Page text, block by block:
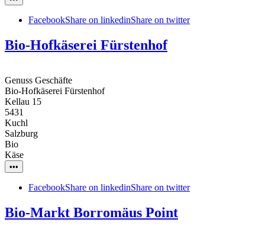
FacebookShare on linkedinShare on twitter
Bio-Hofkäserei Fürstenhof
Genuss Geschäfte
Bio-Hofkäserei Fürstenhof
Kellau 15
5431
Kuchl
Salzburg
Bio
Käse
•••
FacebookShare on linkedinShare on twitter
Bio-Markt Borromäus Point